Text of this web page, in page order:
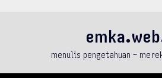
menulis pengetahuan –